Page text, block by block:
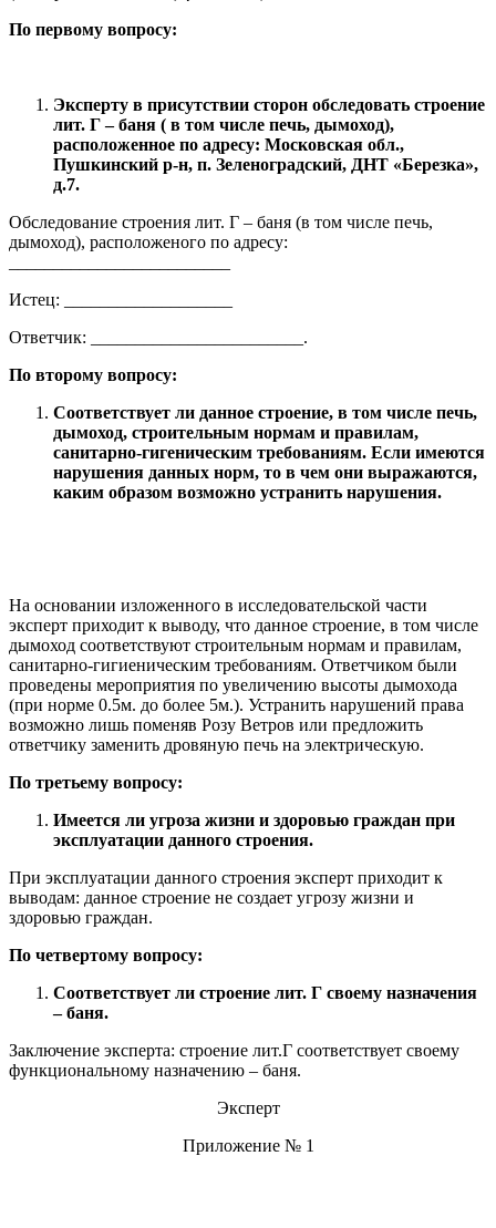
По первому вопросу:
Эксперту в присутствии сторон обследовать строение
лит. Г – баня ( в том числе печь, дымоход),
расположенное по адресу: Московская обл.,
Пушкинский р-н, п. Зеленоградский, ДНТ «Березка»,
д.7.
Обследование строения лит. Г – баня (в том числе печь,
дымоход), расположеного по адресу:
Истец: ___________________
Ответчик: ________________________.
По второму вопросу:
Соответствует ли данное строение, в том числе печь,
дымоход, строительным нормам и правилам,
санитарно-гигеническим требованиям. Если имеются
нарушения данных норм, то в чем они выражаются,
каким образом возможно устранить нарушения.
На основании изложенного в исследовательской части
эксперт приходит к выводу, что данное строение, в том числе
дымоход соответствуют строительным нормам и правилам,
санитарно-гигиеническим требованиям. Ответчиком были
проведены мероприятия по увеличению высоты дымохода
(при норме 0.5м. до более 5м.). Устранить нарушений права
возможно лишь поменяв Розу Ветров или предложить
ответчику заменить дровяную печь на электрическую.
По третьему вопросу:
Имеется ли угроза жизни и здоровью граждан при
эксплуатации данного строения.
При эксплуатации данного строения эксперт приходит к
выводам: данное строение не создает угрозу жизни и
здоровью граждан.
По четвертому вопросу:
Соответствует ли строение лит. Г своему назначения
– баня.
Заключение эксперта: строение лит.Г соответствует своему
функциональному назначению – баня.
Эксперт
Приложение № 1